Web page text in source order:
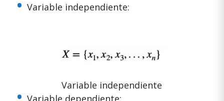
Variable independiente:
Variable independiente
Variable dependiente: